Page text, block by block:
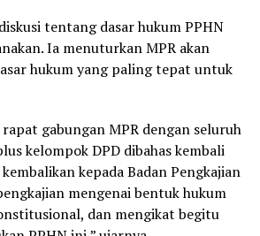
tentang dasar hukum PPHN
Ia menuturkan MPR akan
hukum yang paling tepat untuk
gabungan MPR dengan seluruh
kelompok DPD dibahas kembali
kepada Badan Pengkajian
mengenai bentuk hukum
dan mengikat begitu